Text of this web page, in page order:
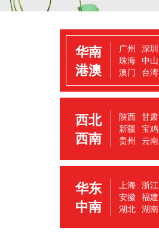
华南
港澳
广州 深圳
珠海 中山
澳门 台湾
西北
西南
陕西 甘肃
新疆 宝鸡
贵州 云南
华东
中南
上海 浙江
安徽 福建
湖北 湖南